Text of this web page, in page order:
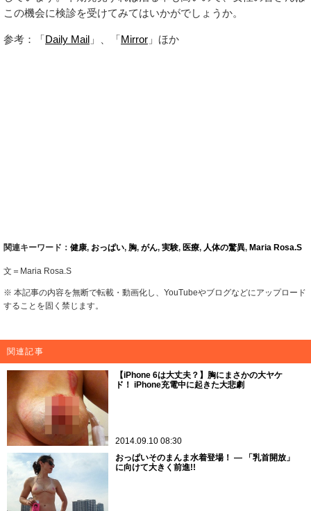
この機会に検診を受けてみてはいかがでしょうか。
参考：「Daily Mail 」、「Mirror 」ほか
関連キーワード： 健康, おっぱい, 胸, がん, 実験, 医療, 人体の驚異, Maria Rosa.S
文＝Maria Rosa.S
※ 本記事の内容を無断で転載・動画化し、YouTubeやブログなどにアップロード
することを固く禁じます。
関連記事
【iPhone 6は大丈夫？】胸にまさかの大ヤケ
ド！ iPhone充電中に起きた大悲劇
2014.09.10 08:30
おっぱいそのまんま水着登場！ ― 「乳首開放」
に向けて大きく前進!!